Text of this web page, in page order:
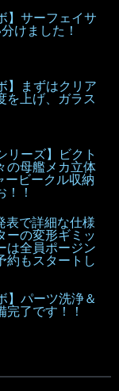
】サーフェイサ
けました！
】まずはクリア
を上げ、ガラス
リーズ】ビクト
の母艦メカ立体
ービークル収納
！
表で詳細な仕様
ーの変形ギミッ
は全員ポージン
約もスタートし
】パーツ洗浄＆
了です！！